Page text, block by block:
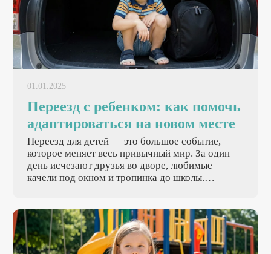
01.01.2025
Переезд с ребенком: как помочь
адаптироваться на новом месте
Переезд для детей — это большое событие,
которое меняет весь привычный мир. За один
день исчезают друзья во дворе, любимые
качели под окном и тропинка до школы.
Задача родителей — помочь ребенку перенести
эти изменения и найти радость в новом месте.